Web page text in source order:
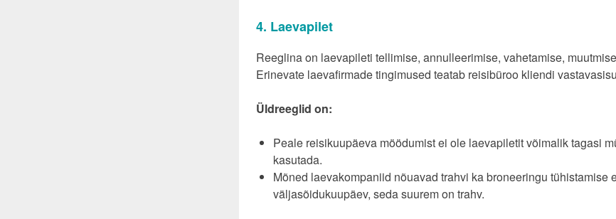
4. Laevapilet
Reeglina on laevapileti tellimise, annulleerimise, vahetamise,
Erinevate laevafirmade tingimused teatab reisibüroo kliendi
Üldreeglid on:
Peale reisikuupäeva möödumist ei ole laevapiletit võimalik tagasi
kasutada.
Mõned laevakompaniid nõuavad trahvi ka broneeringu tühistamise
väljasõidukuupäev, seda suurem on trahv.